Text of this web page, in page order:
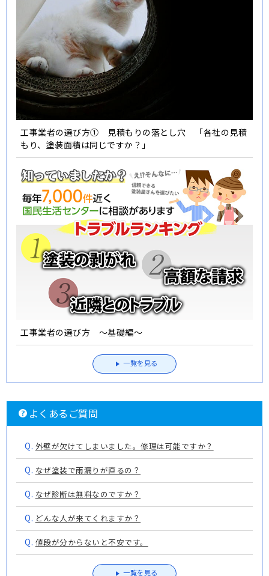
工事業者の選び方① 見積もりの落とし穴 「各社の見積
もり、塗装面積は同じですか？」
工事業者の選び方 ～基礎編～
一覧を見る
よくあるご質問
Q. 外壁が欠けてしまいました。修理は可能ですか？
Q. なぜ塗装で雨漏りが直るの？
Q. なぜ診断は無料なのですか？
Q. どんな人が来てくれますか？
Q. 値段が分からないと不安です。
一覧を見る